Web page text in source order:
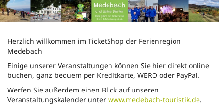
Zum
Haupt-
springen
Touristik-
Gesellschaft
Medebach
mbH
Herzlich willkommen im TicketShop der Ferienregion
Medebach
Einige unserer Veranstaltungen können Sie hier direkt online
buchen, ganz bequem per Kreditkarte, WERO oder PayPal.
Werfen Sie außerdem einen Blick auf unseren
Veranstaltungskalender unter www.medebach-touristik.de.